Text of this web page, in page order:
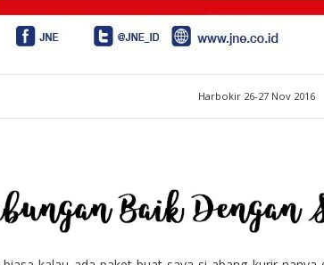
Harbokir 26-27 Nov 2016